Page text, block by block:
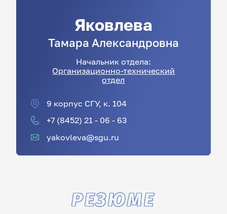
Яковлева
Тамара Александровна
Начальник отдела:
Организационно-технический
отдел
9 корпус СГУ, к. 104
+7 (8452) 21 - 06 - 63
yakovleva@sgu.ru
РЕЗЮМЕ